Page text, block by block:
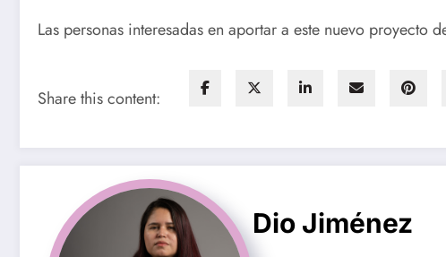
Las personas interesadas en aportar a este nuevo
Share this content:
Dio Jiménez